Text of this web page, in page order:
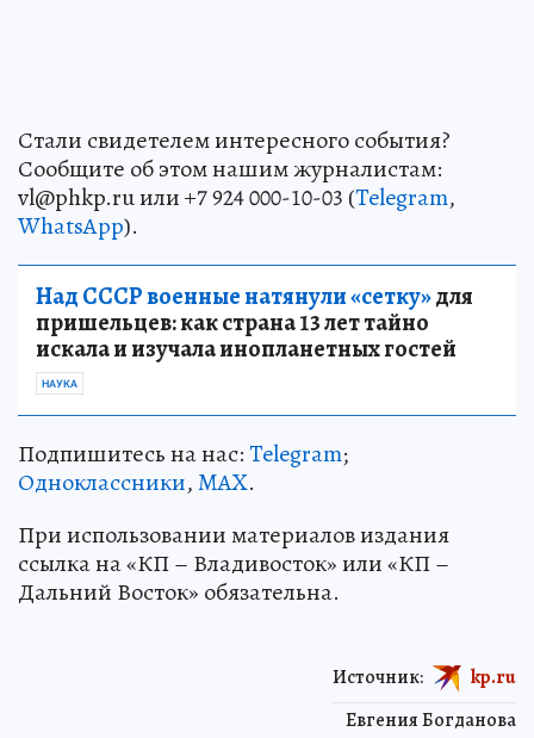
Стали свидетелем интересного события?
Сообщите об этом нашим журналистам:
vl@phkp.ru или +7 924 000-10-03 (Telegram,
WhatsApp).
Над СССР военные натянули «сетку»для
пришельцев: как страна 13 лет тайно
искала и изучала инопланетных гостей
НАУКА
Подпишитесь на нас:Telegram;
Одноклассники,MAX.
При использовании материалов издания
ссылка на «КП – Владивосток» или «КП –
Дальний Восток» обязательна.
Евгения Богданова
Источник: kp.ru